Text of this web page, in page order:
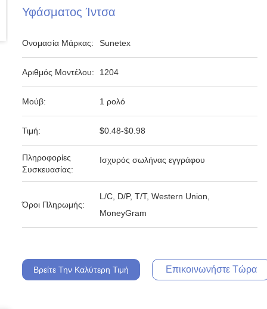
Υφάσματος Ίντσα
Ονομασία Μάρκας: Sunetex
Αριθμός Μοντέλου: 1204
Μούβ: 1 ρολό
Τιμή: $0.48-$0.98
Πληροφορίες
Συσκευασίας:
Ισχυρός σωλήνας εγγράφου
Όροι Πληρωμής:
L/C, D/P, T/T, Western Union,
MoneyGram
Βρείτε Την Καλύτερη Τιμή Επικοινωνήστε Τώρα